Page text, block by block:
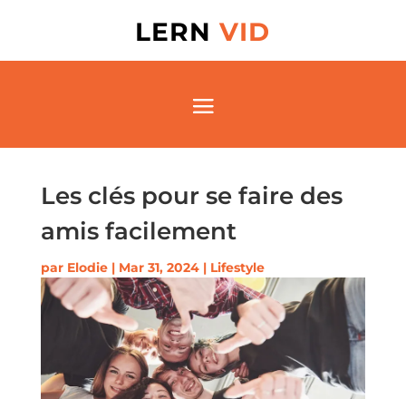
LERNVID
Les clés pour se faire des
amis facilement
par Elodie| Mar 31, 2024| Lifestyle